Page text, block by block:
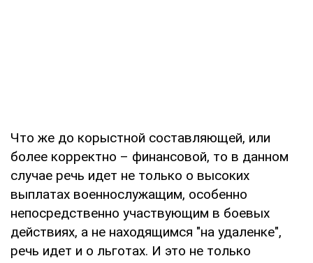
Что же до корыстной составляющей, или
более корректно – финансовой, то в данном
случае речь идет не только о высоких
выплатах военнослужащим, особенно
непосредственно участвующим в боевых
действиях, а не находящимся "на удаленке",
речь идет и о льготах. И это не только